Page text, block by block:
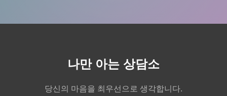
나만 아는 상담소
당신의 마음을 최우선으로 생각합니다.